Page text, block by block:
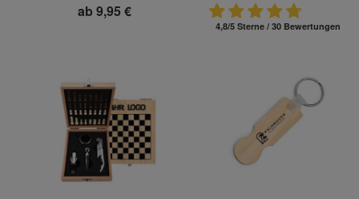
ab 9,95 €
4,8/5 Sterne / 30 Bewertungen